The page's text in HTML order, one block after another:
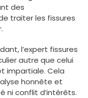
des
traiter les fissures
l’expert fissures
autre que celui
impartiale. Cela
honnête et
ni conflit d’intérêts.